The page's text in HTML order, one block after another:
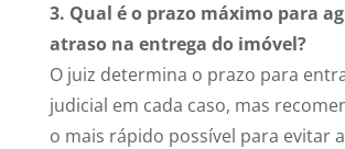
3. Qual é o prazo máximo para
atraso na entrega do imóvel?
O juiz determina o prazo para
judicial em cada caso, mas
o mais rápido possível para evitar